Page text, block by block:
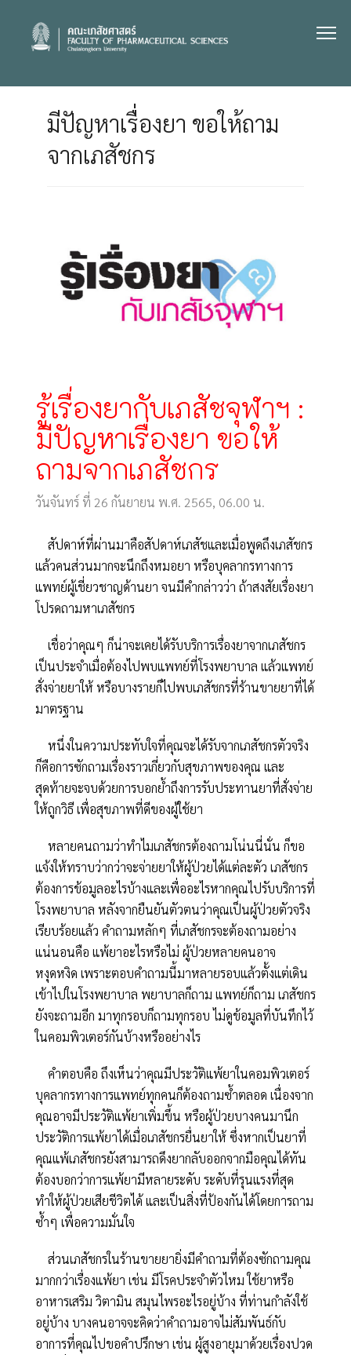
content
มีปัญหาเรื่องยา ขอให้ถาม
จากเภสัชกร
รู้เรื่องยากับเภสัชจุฬาฯ :
มีปัญหาเรื่องยา ขอให้
ถามจากเภสัชกร
วันจันทร์ ที่ 26 กันยายน พ.ศ. 2565, 06.00 น.
สัปดาห์ที่ผ่านมาคือสัปดาห์เภสัชและเมื่อพูดถึงเภสัชกร
แล้วคนส่วนมากจะนึกถึงหมอยา หรือบุคลากรทางการ
แพทย์ผู้เชี่ยวชาญด้านยา จนมีคำกล่าวว่า ถ้าสงสัยเรื่องยา
โปรดถามหาเภสัชกร
เชื่อว่าคุณๆ ก็น่าจะเคยได้รับบริการเรื่องยาจากเภสัชกร
เป็นประจำเมื่อต้องไปพบแพทย์ที่โรงพยาบาล แล้วแพทย์
สั่งจ่ายยาให้ หรือบางรายก็ไปพบเภสัชกรที่ร้านขายยาที่ได้
มาตรฐาน
หนึ่งในความประทับใจที่คุณจะได้รับจากเภสัชกรตัวจริง
ก็คือการซักถามเรื่องราวเกี่ยวกับสุขภาพของคุณ และ
สุดท้ายจะจบด้วยการบอกย้ำถึงการรับประทานยาที่สั่งจ่าย
ให้ถูกวิธี เพื่อสุขภาพที่ดีของผู้ใช้ยา
หลายคนถามว่าทำไมเภสัชกรต้องถามโน่นนี่นั่น ก็ขอ
แจ้งให้ทราบว่ากว่าจะจ่ายยาให้ผู้ป่วยได้แต่ละตัว เภสัชกร
ต้องการข้อมูลอะไรบ้างและเพื่ออะไรหากคุณไปรับบริการที่
โรงพยาบาล หลังจากยืนยันตัวตนว่าคุณเป็นผู้ป่วยตัวจริง
เรียบร้อยแล้ว คำถามหลักๆ ที่เภสัชกรจะต้องถามอย่าง
แน่นอนคือ แพ้ยาอะไรหรือไม่ ผู้ป่วยหลายคนอาจ
หงุดหงิด เพราะตอบคำถามนี้มาหลายรอบแล้วตั้งแต่เดิน
เข้าไปในโรงพยาบาล พยาบาลก็ถาม แพทย์ก็ถาม เภสัชกร
ยังจะถามอีก มาทุกรอบก็ถามทุกรอบ ไม่ดูข้อมูลที่บันทึกไว้
ในคอมพิวเตอร์กันบ้างหรืออย่างไร
คำตอบคือ ถึงเห็นว่าคุณมีประวัติแพ้ยาในคอมพิวเตอร์
บุคลากรทางการแพทย์ทุกคนก็ต้องถามซ้ำตลอด เนื่องจาก
คุณอาจมีประวัติแพ้ยาเพิ่มขึ้น หรือผู้ป่วยบางคนมานึก
ประวัติการแพ้ยาได้เมื่อเภสัชกรยื่นยาให้ ซึ่งหากเป็นยาที่
คุณแพ้เภสัชกรยังสามารถดึงยากลับออกจากมือคุณได้ทัน
ต้องบอกว่าการแพ้ยามีหลายระดับ ระดับที่รุนแรงที่สุด
ทำให้ผู้ป่วยเสียชีวิตได้ และเป็นสิ่งที่ป้องกันได้โดยการถาม
ซ้ำๆ เพื่อความมั่นใจ
ส่วนเภสัชกรในร้านขายยายิ่งมีคำถามที่ต้องซักถามคุณ
มากกว่าเรื่องแพ้ยา เช่น มีโรคประจำตัวไหม ใช้ยาหรือ
อาหารเสริม วิตามิน สมุนไพรอะไรอยู่บ้าง ที่ท่านกำลังใช้
อยู่บ้าง บางคนอาจจะคิดว่าคำถามอาจไม่สัมพันธ์กับ
อาการที่คุณไปขอคำปรึกษา เช่น ผู้สูงอายุมาด้วยเรื่องปวด